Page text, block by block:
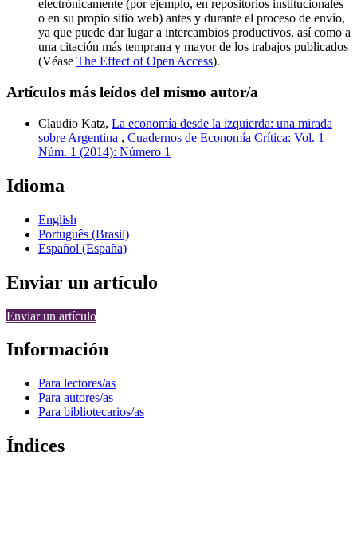
electrónicamente (por ejemplo, en repositorios institucionales
o en su propio sitio web) antes y durante el proceso de envío,
ya que puede dar lugar a intercambios productivos, así como a
una citación más temprana y mayor de los trabajos publicados
(Véase The Effect of Open Access).
Artículos más leídos del mismo autor/a
Claudio Katz, La economía desde la izquierda: una mirada
sobre Argentina , Cuadernos de Economía Crítica: Vol. 1
Núm. 1 (2014): Número 1
Idioma
English
Português (Brasil)
Español (España)
Enviar un artículo
Enviar un artículo
Información
Para lectores/as
Para autores/as
Para bibliotecarios/as
Índices